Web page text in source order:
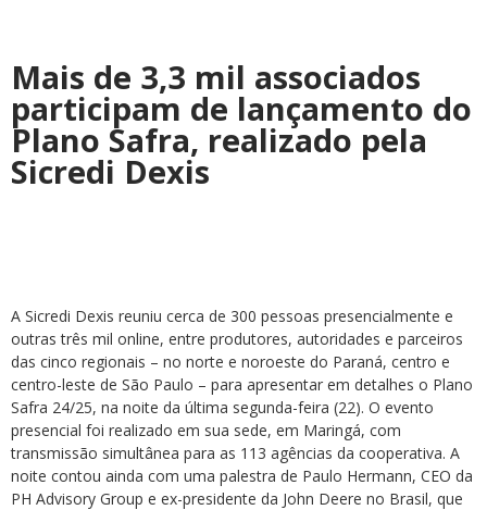
Mais de 3,3 mil associados
participam de lançamento do
Plano Safra, realizado pela
Sicredi Dexis
A Sicredi Dexis reuniu cerca de 300 pessoas presencialmente e
outras três mil online, entre produtores, autoridades e parceiros
das cinco regionais – no norte e noroeste do Paraná, centro e
centro-leste de São Paulo – para apresentar em detalhes o Plano
Safra 24/25, na noite da última segunda-feira (22). O evento
presencial foi realizado em sua sede, em Maringá, com
transmissão simultânea para as 113 agências da cooperativa. A
noite contou ainda com uma palestra de Paulo Hermann, CEO da
PH Advisory Group e ex-presidente da John Deere no Brasil, que